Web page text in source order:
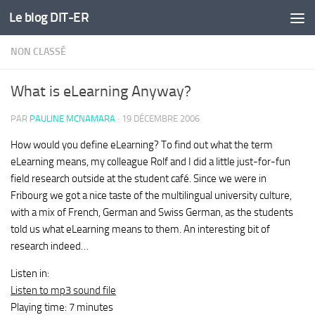
Skip to content
Le blog DIT-ER
NON CLASSÉ
What is eLearning Anyway?
PAR PAULINE MCNAMARA · 19 DÉCEMBRE 2006
How would you define eLearning? To find out what the term
eLearning means, my colleague Rolf and I did a little just-for-fun
field research outside at the student café. Since we were in
Fribourg we got a nice taste of the multilingual university culture,
with a mix of French, German and Swiss German, as the students
told us what eLearning means to them. An interesting bit of
research indeed…
Listen in:
Listen to mp3 sound file
Playing time: 7 minutes